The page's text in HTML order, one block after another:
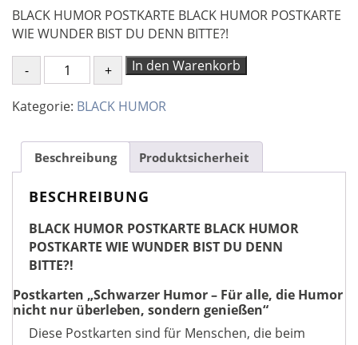
BLACK HUMOR POSTKARTE BLACK HUMOR POSTKARTE
WIE WUNDER BIST DU DENN BITTE?!
HUMOR
POSTKARTE
WUNDER
BIST
DU
DENN
Menge
In den Warenkorb
Kategorie: BLACK HUMOR
Beschreibung Produktsicherheit
BESCHREIBUNG
BLACK HUMOR POSTKARTE BLACK HUMOR
POSTKARTE WIE WUNDER BIST DU DENN
BITTE?!
Postkarten „Schwarzer Humor – Für alle, die Humor
nicht nur überleben, sondern genießen“
Diese Postkarten sind für Menschen, die beim